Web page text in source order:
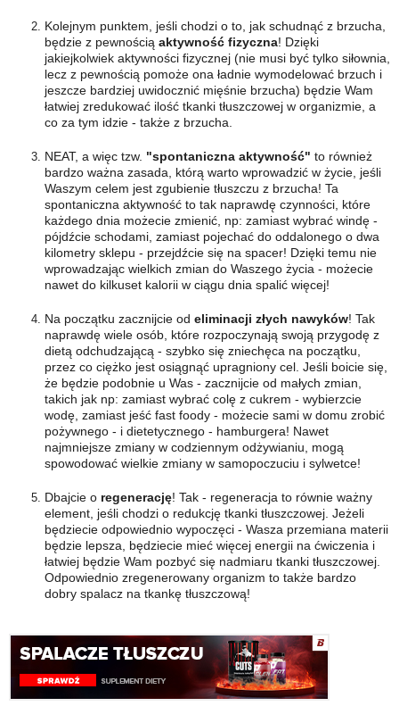
Kolejnym punktem, jeśli chodzi o to, jak schudnąć z brzucha,
będzie z pewnością aktywność fizyczna! Dzięki
jakiejkolwiek aktywności fizycznej (nie musi być tylko siłownia,
lecz z pewnością pomoże ona ładnie wymodelować brzuch i
jeszcze bardziej uwidocznić mięśnie brzucha) będzie Wam
łatwiej zredukować ilość tkanki tłuszczowej w organizmie, a
co za tym idzie - także z brzucha.
NEAT, a więc tzw. "spontaniczna aktywność" to również
bardzo ważna zasada, którą warto wprowadzić w życie, jeśli
Waszym celem jest zgubienie tłuszczu z brzucha! Ta
spontaniczna aktywność to tak naprawdę czynności, które
każdego dnia możecie zmienić, np: zamiast wybrać windę -
pójdźcie schodami, zamiast pojechać do oddalonego o dwa
kilometry sklepu - przejdźcie się na spacer! Dzięki temu nie
wprowadzając wielkich zmian do Waszego życia - możecie
nawet do kilkuset kalorii w ciągu dnia spalić więcej!
Na początku zacznijcie od eliminacji złych nawyków! Tak
naprawdę wiele osób, które rozpoczynają swoją przygodę z
dietą odchudzającą - szybko się zniechęca na początku,
przez co ciężko jest osiągnąć upragniony cel. Jeśli boicie się,
że będzie podobnie u Was - zacznijcie od małych zmian,
takich jak np: zamiast wybrać colę z cukrem - wybierzcie
wodę, zamiast jeść fast foody - możecie sami w domu zrobić
pożywnego - i dietetycznego - hamburgera! Nawet
najmniejsze zmiany w codziennym odżywianiu, mogą
spowodować wielkie zmiany w samopoczuciu i sylwetce!
Dbajcie o regenerację! Tak - regeneracja to równie ważny
element, jeśli chodzi o redukcję tkanki tłuszczowej. Jeżeli
będziecie odpowiednio wypoczęci - Wasza przemiana materii
będzie lepsza, będziecie mieć więcej energii na ćwiczenia i
łatwiej będzie Wam pozbyć się nadmiaru tkanki tłuszczowej.
Odpowiednio zregenerowany organizm to także bardzo
dobry spalacz na tkankę tłuszczową!